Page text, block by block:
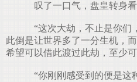
叹了一口气，盘皇转身看
“这次大劫，不止是你们
此倒是让世界多了一分生机，
希望可以借此渡过此劫，至少
“你刚刚感受到的便是这